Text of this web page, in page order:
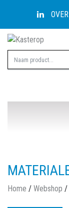
Home / Webshop /